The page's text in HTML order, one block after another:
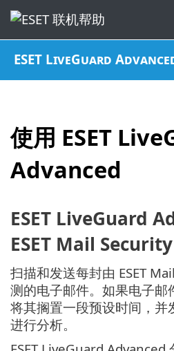
ESET LiveGuard
使用 ESET
Advanced
ESET LiveGuard
ESET Mail
扫描和发送每封由 ESET
测的电子邮件。如果电子邮
将其搁置一段预设时间，并
进行分析。